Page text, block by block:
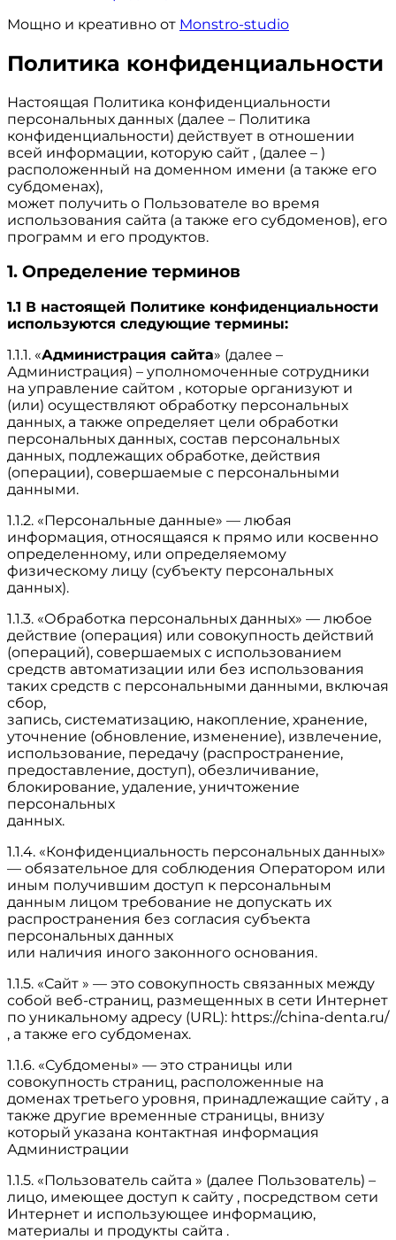
Мощно и креативно от Monstro-studio
Политика конфиденциальности
Настоящая Политика конфиденциальности
персональных данных (далее – Политика
конфиденциальности) действует в отношении
всей информации, которую сайт , (далее – )
расположенный на доменном имени (а также его
субдоменах),
может получить о Пользователе во время
использования сайта (а также его субдоменов), его
программ и его продуктов.
1. Определение терминов
1.1 В настоящей Политике конфиденциальности
используются следующие термины:
1.1.1. «Администрация сайта» (далее –
Администрация) – уполномоченные сотрудники
на управление сайтом , которые организуют и
(или) осуществляют обработку персональных
данных, а также определяет цели обработки
персональных данных, состав персональных
данных, подлежащих обработке, действия
(операции), совершаемые с персональными
данными.
1.1.2. «Персональные данные» — любая
информация, относящаяся к прямо или косвенно
определенному, или определяемому
физическому лицу (субъекту персональных
данных).
1.1.3. «Обработка персональных данных» — любое
действие (операция) или совокупность действий
(операций), совершаемых с использованием
средств автоматизации или без использования
таких средств с персональными данными, включая
сбор,
запись, систематизацию, накопление, хранение,
уточнение (обновление, изменение), извлечение,
использование, передачу (распространение,
предоставление, доступ), обезличивание,
блокирование, удаление, уничтожение
персональных
данных.
1.1.4. «Конфиденциальность персональных данных»
— обязательное для соблюдения Оператором или
иным получившим доступ к персональным
данным лицом требование не допускать их
распространения без согласия субъекта
персональных данных
или наличия иного законного основания.
1.1.5. «Сайт » — это совокупность связанных между
собой веб-страниц, размещенных в сети Интернет
по уникальному адресу (URL): https://china-denta.ru/
, а также его субдоменах.
1.1.6. «Субдомены» — это страницы или
совокупность страниц, расположенные на
доменах третьего уровня, принадлежащие сайту , а
также другие временные страницы, внизу
который указана контактная информация
Администрации
1.1.5. «Пользователь сайта » (далее Пользователь) –
лицо, имеющее доступ к сайту , посредством сети
Интернет и использующее информацию,
материалы и продукты сайта .